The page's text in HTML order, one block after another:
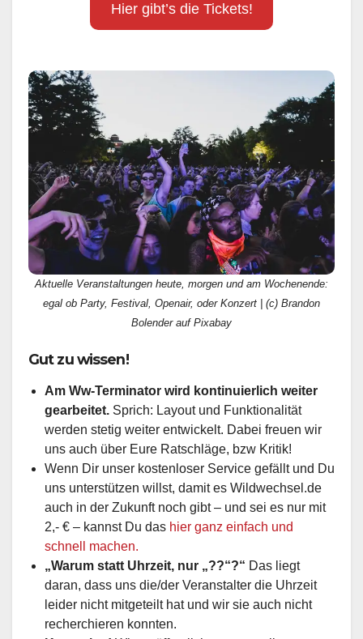
Hier gibt’s die Tickets!
Aktuelle Veranstaltungen heute, morgen und am Wochenende:
egal ob Party, Festival, Openair, oder Konzert | (c) Brandon
Bolender auf Pixabay
Gut zu wissen!
Am Ww-Terminator wird kontinuierlich weiter
gearbeitet. Sprich: Layout und Funktionalität
werden stetig weiter entwickelt. Dabei freuen wir
uns auch über Eure Ratschläge, bzw Kritik!
Wenn Dir unser kostenloser Service gefällt und Du
uns unterstützen willst, damit es Wildwechsel.de
auch in der Zukunft noch gibt – und sei es nur mit
2,- € – kannst Du das hier ganz einfach und
schnell machen.
„Warum statt Uhrzeit, nur „??“?“ Das liegt
daran, dass uns die/der Veranstalter die Uhrzeit
leider nicht mitgeteilt hat und wir sie auch nicht
recherchieren konnten.